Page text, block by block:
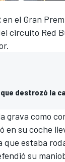
en el Gran
circuito Red
destrozó la
grava como
en su coche
estaba
su